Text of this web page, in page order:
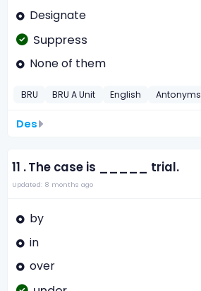
Designate
Suppress
None of them
BRU BRU A Unit English Antonyms
Des
11 .The case is _____ trial.
Updated: 8 months ago
by
in
over